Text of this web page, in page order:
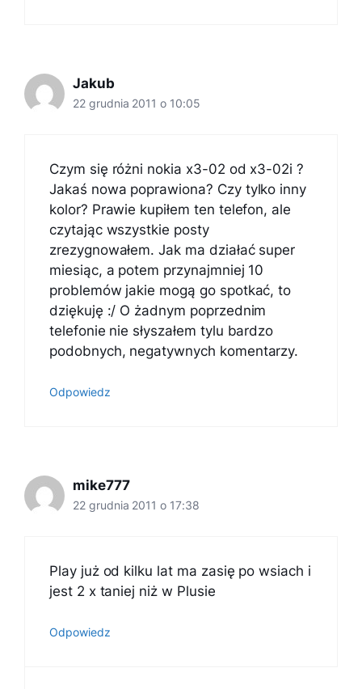
Jakub
22 grudnia 2011 o 10:05
Czym się różni nokia x3-02 od x3-02i ?
Jakaś nowa poprawiona? Czy tylko inny
kolor? Prawie kupiłem ten telefon, ale
czytając wszystkie posty
zrezygnowałem. Jak ma działać super
miesiąc, a potem przynajmniej 10
problemów jakie mogą go spotkać, to
dziękuję :/ O żadnym poprzednim
telefonie nie słyszałem tylu bardzo
podobnych, negatywnych komentarzy.
Odpowiedz
mike777
22 grudnia 2011 o 17:38
Play już od kilku lat ma zasię po wsiach i
jest 2 x taniej niż w Plusie
Odpowiedz